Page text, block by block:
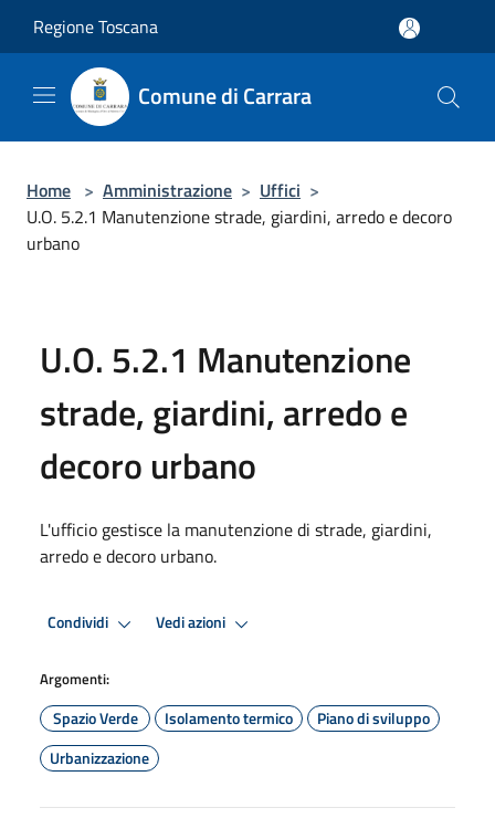
Regione Toscana
Comune di Carrara
Home > Amministrazione > Uffici >
U.O. 5.2.1 Manutenzione strade, giardini, arredo e decoro
urbano
U.O. 5.2.1 Manutenzione
strade, giardini, arredo e
decoro urbano
L'ufficio gestisce la manutenzione di strade, giardini,
arredo e decoro urbano.
Condividi Vedi azioni
Argomenti:
Spazio Verde Isolamento termico
Piano di sviluppo
Urbanizzazione